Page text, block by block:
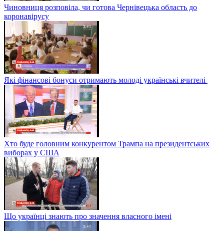
Чиновниця розповіла, чи готова Чернівецька область до
коронавірусу
Які фінансові бонуси отримають молоді українські вчителі
Хто буде головним конкурентом Трампа на президентських
виборах у США
Що українці знають про значення власного імені